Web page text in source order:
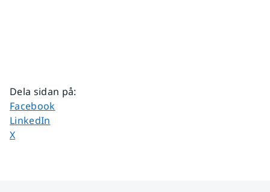
Dela sidan på:
Dela sidan på
Facebook
Dela sidan på
LinkedIn
Dela sidan på
X